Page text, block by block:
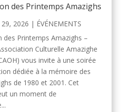
des Printemps Amazighs
2026 | ÉVÉNEMENTS
Printemps Amazighs –
Culturelle Amazighe
vous invite à une soirée
dédiée à la mémoire des
de 1980 et 2001. Cet
un moment de